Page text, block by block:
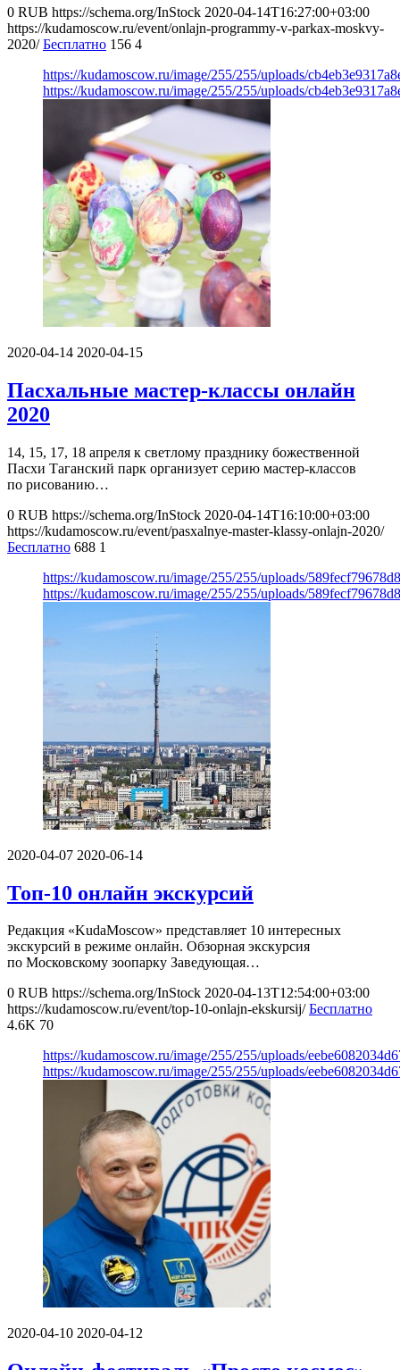
0 RUB https://schema.org/InStock 2020-04-14T16:27:00+03:00
https://kudamoscow.ru/event/onlajn-programmy-v-parkax-moskvy-
2020/ Бесплатно 156 4
https://kudamoscow.ru/image/255/255/uploads/
https://kudamoscow.ru/image/255/255/uploads/
2020-04-14 2020-04-15
Пасхальные мастер-классы онлайн
2020
14, 15, 17, 18 апреля к светлому празднику божественной
Пасхи Таганский парк организует серию мастер-классов
по рисованию…
0 RUB https://schema.org/InStock 2020-04-14T16:10:00+03:00
https://kudamoscow.ru/event/pasxalnye-master-klassy-onlajn-2020/
Бесплатно 688 1
https://kudamoscow.ru/image/255/255/uploads/
https://kudamoscow.ru/image/255/255/uploads/
2020-04-07 2020-06-14
Топ-10 онлайн экскурсий
Редакция «KudaMoscow» представляет 10 интересных
экскурсий в режиме онлайн. Обзорная экскурсия
по Московскому зоопарку Заведующая…
0 RUB https://schema.org/InStock 2020-04-13T12:54:00+03:00
https://kudamoscow.ru/event/top-10-onlajn-ekskursij/ Бесплатно
4.6K 70
https://kudamoscow.ru/image/255/255/uploads/
https://kudamoscow.ru/image/255/255/uploads/
2020-04-10 2020-04-12